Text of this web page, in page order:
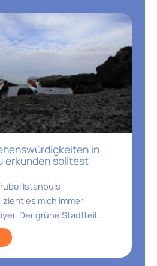
in
erkunden solltest
Istanbuls
es mich immer
Der grüne Stadtteil...